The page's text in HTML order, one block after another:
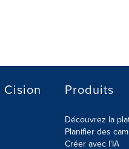
Cision Produits
Découvrez la
Planifier des
Créer avec l'IA